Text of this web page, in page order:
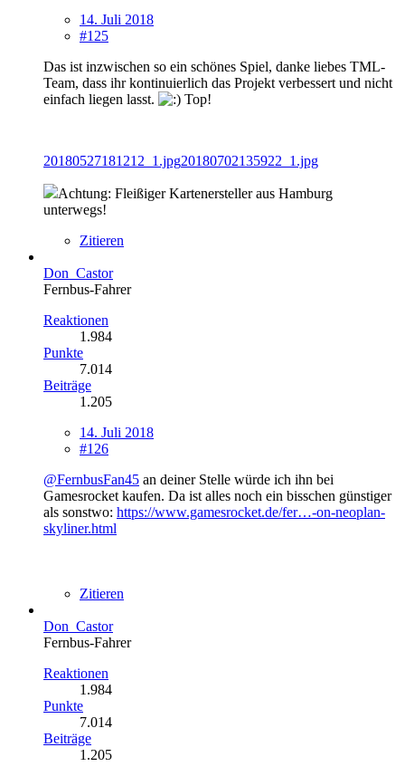
14. Juli 2018
#125
Das ist inzwischen so ein schönes Spiel, danke liebes TML-
Team, dass ihr kontinuierlich das Projekt verbessert und nicht
einfach liegen lasst.
Top!
20180527181212_1.jpg20180702135922_1.jpg
Achtung: Fleißiger Kartenersteller aus Hamburg
unterwegs!
Zitieren
Don_Castor
Fernbus-Fahrer
Reaktionen
1.984
Punkte
7.014
Beiträge
1.205
14. Juli 2018
#126
@FernbusFan45 an deiner Stelle würde ich ihn bei
Gamesrocket kaufen. Da ist alles noch ein bisschen günstiger
als sonstwo: https://www.gamesrocket.de/fer…-on-neoplan-
skyliner.html
Zitieren
Don_Castor
Fernbus-Fahrer
Reaktionen
1.984
Punkte
7.014
Beiträge
1.205